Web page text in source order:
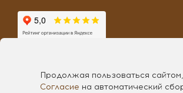
Продолжая пользоваться
Согласие на автоматический